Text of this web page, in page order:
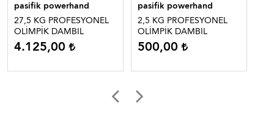
pasifik powerhand
27,5 KG PROFESYONEL
OLİMPİK DAMBIL
4.125,00
pasifik powerhand
2,5 KG PROFESYONEL
OLİMPİK DAMBIL
500,00